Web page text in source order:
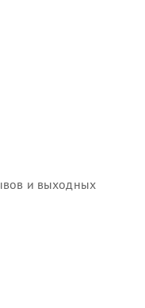
и выходных